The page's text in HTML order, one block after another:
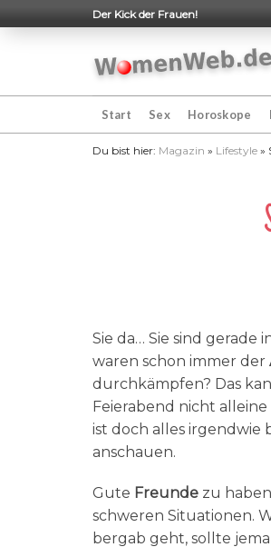
to
Der Kick der Frauen!
Start Sex Horoskope
Du bist hier: Magazin » Lifestyle »
Sie da… Sie sind
waren schon immer der
durchkämpfen? Das
Feierabend nicht
ist doch alles irgendwie
anschauen.
Gute Freunde zu
schweren Situationen.
bergab geht, sollte